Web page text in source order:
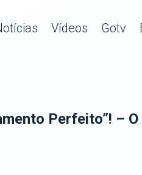
Vídeos Gotv
Perfeito”! –